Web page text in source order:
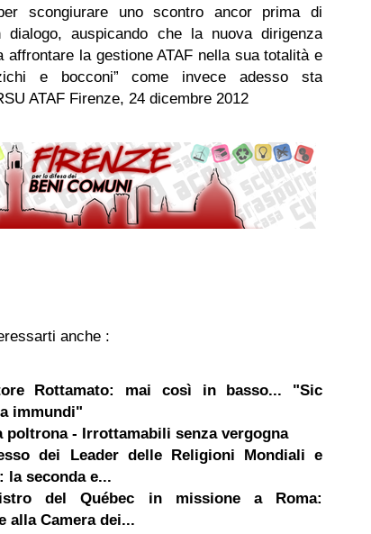
scongiurare uno scontro ancor prima di
dialogo, auspicando che la nuova dirigenza
affrontare la gestione ATAF nella sua totalità e
e bocconi” come invece adesso sta
ATAF Firenze, 24 dicembre 2012
anche :
Rottamato: mai così in basso... "Sic
immundi"
poltrona - Irrottamabili senza vergogna
dei Leader delle Religioni Mondiali e
la seconda e...
del Québec in missione a Roma:
alla Camera dei...